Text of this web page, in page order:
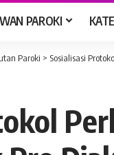
PAROKI
Paroki > Sosialisasi